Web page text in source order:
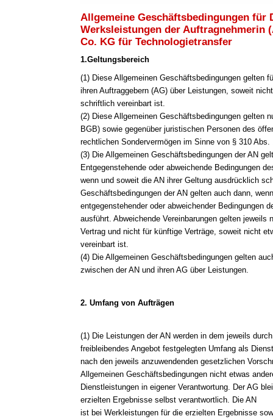
Allgemeine Geschäftsbedingungen für
Werksleistungen der Auftragnehmerin
Co. KG für Technologietransfer
1.Geltungsbereich
(1) Diese Allgemeinen Geschäftsbedingungen gelten
ihren Auftraggebern (AG) über Leistungen, soweit
schriftlich vereinbart ist.
(2) Diese Allgemeinen Geschäftsbedingungen gelten
BGB) sowie gegenüber juristischen Personen des
rechtlichen Sondervermögen im Sinne von § 310
(3) Die Allgemeinen Geschäftsbedingungen der AN
Entgegenstehende oder abweichende Bedingungen
wenn und soweit die AN ihrer Geltung ausdrücklich
Geschäftsbedingungen der AN gelten auch dann,
entgegenstehender oder abweichender Bedingungen
ausführt. Abweichende Vereinbarungen gelten jeweils
Vertrag und nicht für künftige Verträge, soweit nicht
vereinbart ist.
(4) Die Allgemeinen Geschäftsbedingungen gelten
zwischen der AN und ihren AG über Leistungen.
2. Umfang von Aufträgen
(1) Die Leistungen der AN werden in dem jeweils
freibleibendes Angebot festgelegten Umfang als
nach den jeweils anzuwendenden gesetzlichen
Allgemeinen Geschäftsbedingungen nicht etwas
Dienstleistungen in eigener Verantwortung. Der AG
erzielten Ergebnisse selbst verantwortlich. Die AN
ist bei Werkleistungen für die erzielten Ergebnisse